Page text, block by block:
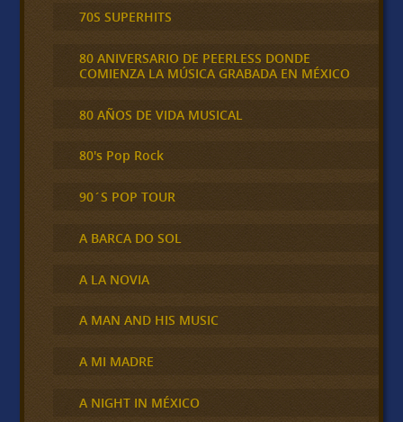
70S SUPERHITS
80 ANIVERSARIO DE PEERLESS DONDE
COMIENZA LA MÚSICA GRABADA EN MÉXICO
80 AÑOS DE VIDA MUSICAL
80's Pop Rock
90´S POP TOUR
A BARCA DO SOL
A LA NOVIA
A MAN AND HIS MUSIC
A MI MADRE
A NIGHT IN MÉXICO